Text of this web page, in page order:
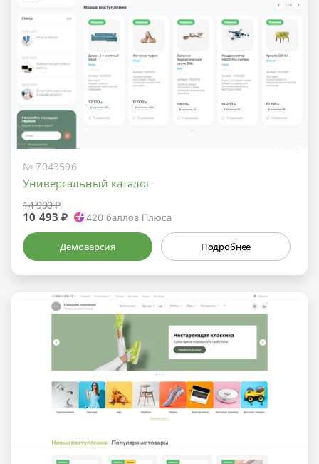
№ 7043596
Универсальный каталог
14 990 ₽
10 493 ₽ 420баллов Плюса
Демоверсия Подробнее